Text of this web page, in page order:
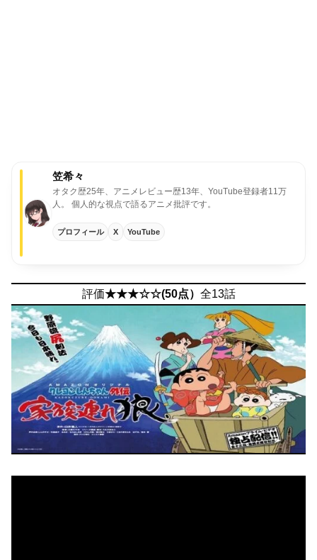
笠希々
オタク歴25年、アニメレビュー歴13年、YouTube登録者11万
人。
個人的な視点で語るアニメ批評です。
プロフィール X YouTube
評価★★★☆☆(50点） 全13話